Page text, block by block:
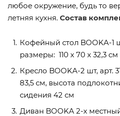
любое окружение, будь то
летняя кухня. Состав
Кофейный стол BOOKA-1
размеры: 110 x 70 x 32,3 см
Кресло BOOKA-2 шт, арт.
83,5 см, высота
сидения 42 см
Диван BOOKA 2-х